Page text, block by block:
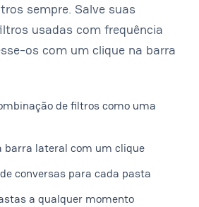
sempre. Salve suas
usadas com frequência
os com um clique na barra
de filtros como uma
barra lateral com um clique
conversas para cada pasta
a qualquer momento